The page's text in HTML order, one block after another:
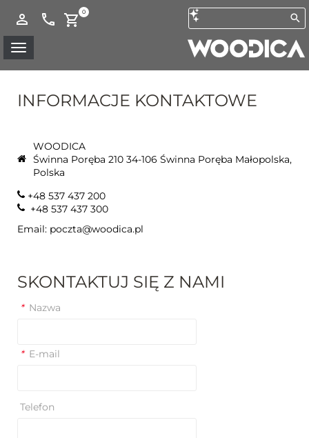
0
INFORMACJE KONTAKTOWE
WOODICA
Świnna Poręba 210 34-106 Świnna Poręba Małopolska,
Polska
+48 537 437 200
+48 537 437 300
Email: poczta@woodica.pl
SKONTAKTUJ SIĘ Z NAMI
* Nazwa
* E-mail
Telefon